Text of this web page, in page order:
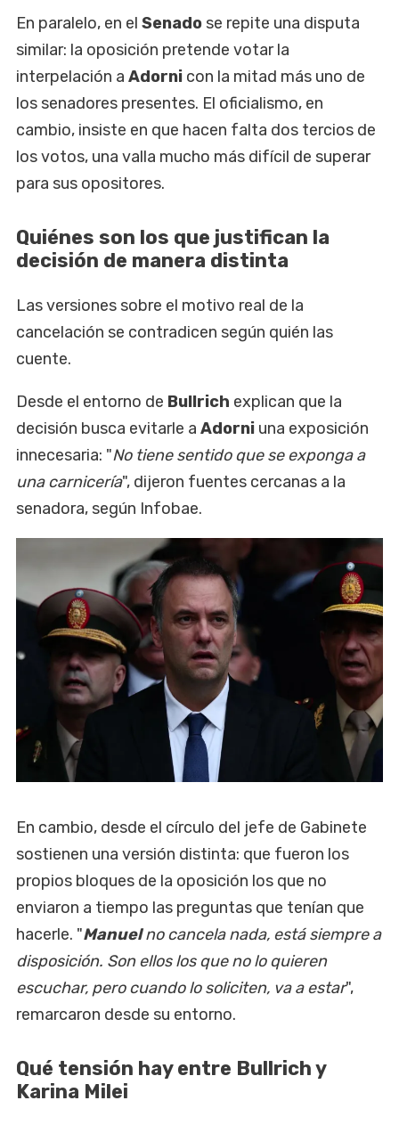
En paralelo, en el Senado se repite una disputa
similar: la oposición pretende votar la
interpelación a Adorni con la mitad más uno de
los senadores presentes. El oficialismo, en
cambio, insiste en que hacen falta dos tercios de
los votos, una valla mucho más difícil de superar
para sus opositores.
Quiénes son los que justifican la
decisión de manera distinta
Las versiones sobre el motivo real de la
cancelación se contradicen según quién las
cuente.
Desde el entorno de Bullrich explican que la
decisión busca evitarle a Adorni una exposición
innecesaria: "No tiene sentido que se exponga a
una carnicería", dijeron fuentes cercanas a la
senadora, según Infobae.
En cambio, desde el círculo del jefe de Gabinete
sostienen una versión distinta: que fueron los
propios bloques de la oposición los que no
enviaron a tiempo las preguntas que tenían que
hacerle. "Manuelno cancela nada, está siempre a
disposición. Son ellos los que no lo quieren
escuchar, pero cuando lo soliciten, va a estar",
remarcaron desde su entorno.
Qué tensión hay entre Bullrich y
Karina Milei